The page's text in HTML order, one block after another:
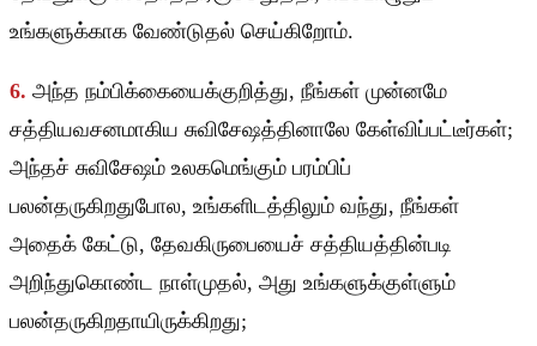
உங்களுக்காக வேண்டுதல் செய்கிறோம்.
6. அந்த நம்பிக்கையைக்குறித்து, நீங்கள் முன்னமே
சத்தியவசனமாகிய சுவிசேஷத்தினாலே கேள்விப்பட்டீர்கள்;
அந்தச் சுவிசேஷம் உலகமெங்கும் பரம்பிப்
பலன்தருகிறதுபோல, உங்களிடத்திலும் வந்து, நீங்கள்
அதைக் கேட்டு, தேவகிருபையைச் சத்தியத்தின்படி
அறிந்துகொண்ட நாள்முதல், அது உங்களுக்குள்ளும்
பலன்தருகிறதாயிருக்கிறது;